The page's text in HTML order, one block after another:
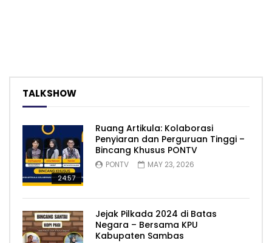
TALKSHOW
24:57
Ruang Artikula: Kolaborasi
Penyiaran dan Perguruan Tinggi –
Bincang Khusus PONTV
PONTV MAY 23, 2026
Jejak Pilkada 2024 di Batas
Negara – Bersama KPU
Kabupaten Sambas